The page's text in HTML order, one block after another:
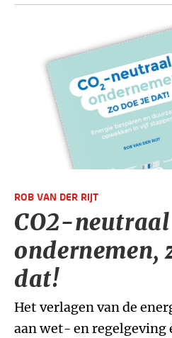
ROB VAN DER RIJT
CO2-neutraal
ondernemen,
dat!
Het verlagen van de
aan wet- en regelgeving